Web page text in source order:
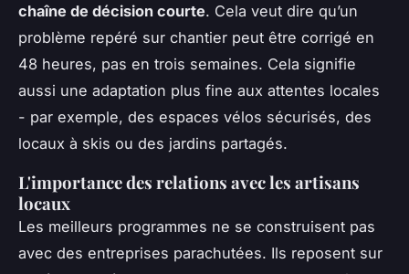
chaîne de décision courte. Cela veut dire qu’un
problème repéré sur chantier peut être corrigé en
48 heures, pas en trois semaines. Cela signifie
aussi une adaptation plus fine aux attentes locales
- par exemple, des espaces vélos sécurisés, des
locaux à skis ou des jardins partagés.
L'importance des relations avec les artisans
locaux
Les meilleurs programmes ne se construisent pas
avec des entreprises parachutées. Ils reposent sur